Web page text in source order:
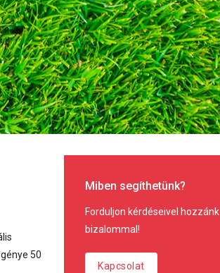
50
Miben segíthetünk?
Forduljon kérdéseivel hozzánk
bizalommal!
Kapcsolat